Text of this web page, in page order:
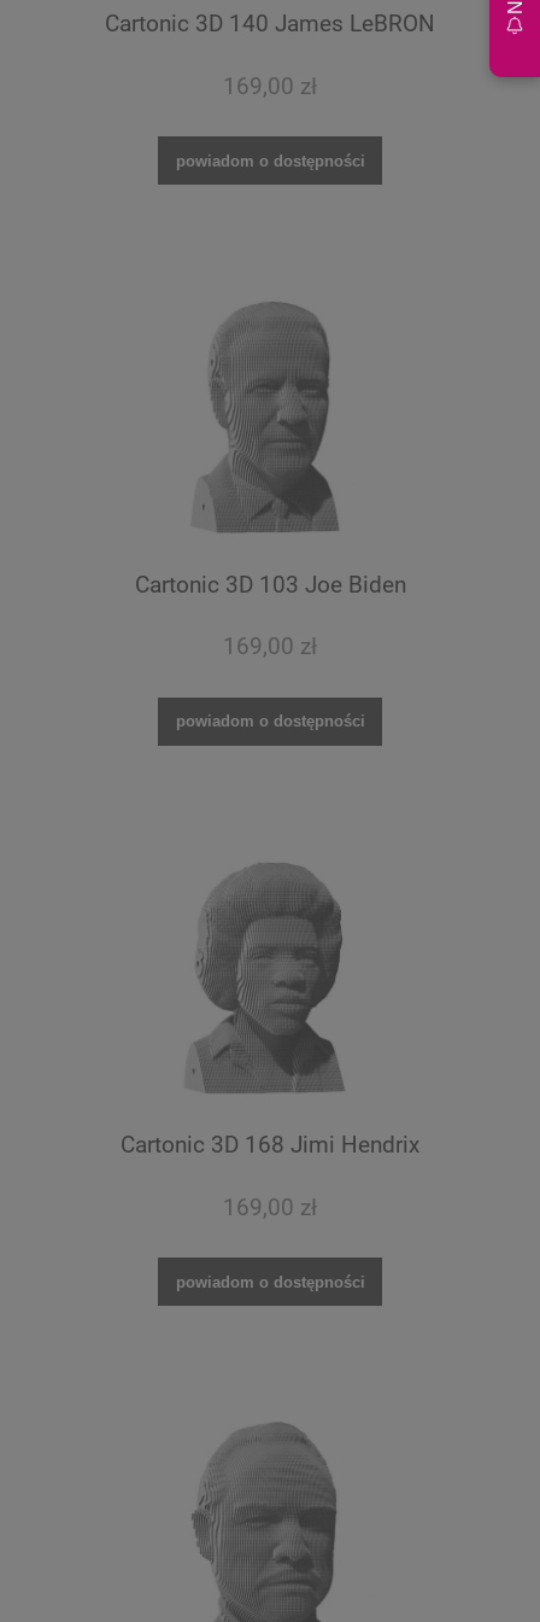
Cartonic 3D 140 James LeBRON
169,00 zł
powiadom o dostępności
Cartonic 3D 103 Joe Biden
169,00 zł
powiadom o dostępności
Cartonic 3D 168 Jimi Hendrix
169,00 zł
powiadom o dostępności